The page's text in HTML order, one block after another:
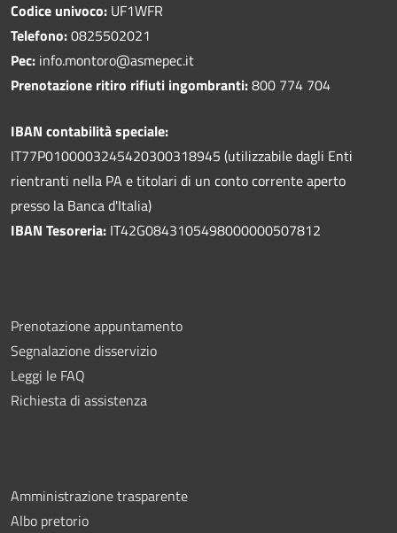
Codice univoco: UF1WFR
Telefono:0825502021
Pec: info.montoro@asmepec.it
Prenotazione ritiro rifiuti ingombranti:800 774 704
IBAN contabilità speciale:
IT77P0100003245420300318945 (utilizzabile dagli Enti
rientranti nella PA e titolari di un conto corrente aperto
presso la Banca d'Italia)
IBAN Tesoreria: IT42G0843105498000000507812
Prenotazione appuntamento
Segnalazione disservizio
Leggi le FAQ
Richiesta di assistenza
Amministrazione trasparente
Albo pretorio